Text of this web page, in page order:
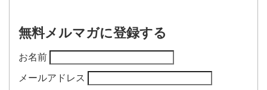
無料メルマガに登録する
お名前
メールアドレス